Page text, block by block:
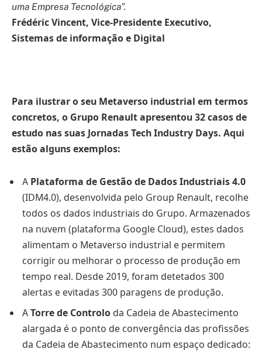
uma Empresa Tecnológica”.
Frédéric Vincent, Vice-Presidente Executivo,
Sistemas de informação e Digital
Para ilustrar o seu Metaverso industrial em termos
concretos, o Grupo Renault apresentou 32 casos de
estudo nas suas Jornadas Tech Industry Days. Aqui
estão alguns exemplos:
A Plataforma de Gestão de Dados Industriais 4.0
(IDM4.0), desenvolvida pelo Group Renault, recolhe
todos os dados industriais do Grupo. Armazenados
na nuvem (plataforma Google Cloud), estes dados
alimentam o Metaverso industrial e permitem
corrigir ou melhorar o processo de produção em
tempo real. Desde 2019, foram detetados 300
alertas e evitadas 300 paragens de produção.
ATorre de Controlo da Cadeia de Abastecimento
alargada é o ponto de convergência das profissões
da Cadeia de Abastecimento num espaço dedicado: